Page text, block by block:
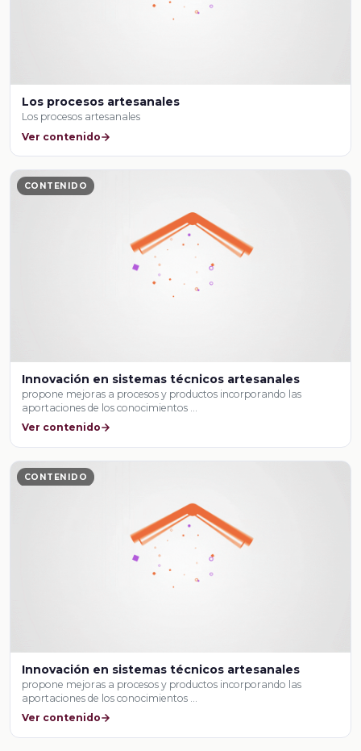
Los procesos artesanales
Los procesos artesanales
Ver contenido
CONTENIDO
Innovación en sistemas técnicos artesanales
propone mejoras a procesos y productos incorporando las
aportaciones de los conocimientos …
Ver contenido
CONTENIDO
Innovación en sistemas técnicos artesanales
propone mejoras a procesos y productos incorporando las
aportaciones de los conocimientos …
Ver contenido